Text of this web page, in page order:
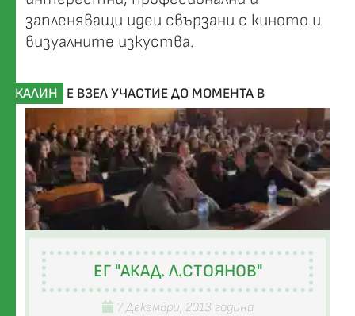
запленяващи идеи свързани с киното и
визуалните изкуства.
КАЛИН Е ВЗЕЛ УЧАСТИЕ ДО МОМЕНТА В
ЕГ "АКАД. Л.СТОЯНОВ"
7 Декември, 2013 година